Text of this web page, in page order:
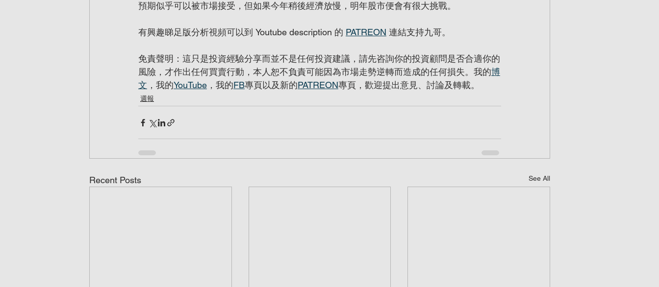
預期似乎可以被市場接受，但如果今年稍後經濟放慢，明年股市便會有很大挑戰。
有興趣睇足版分析視頻可以到 Youtube description 的 PATREON 連結支持九哥。
免責聲明：這只是投資經驗分享而並不是任何投資建議，請先咨詢你的投資顧問是否合適你的
風險，才作出任何買賣行動，本人恕不負責可能因為市場走勢逆轉而造成的任何損失。我的博
文 ，我的YouTube ，我的FB專頁以及新的PATREON專頁，歡迎提出意見、討論及轉載。
週報
Recent Posts See All